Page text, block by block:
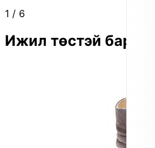
1 / 6
Ижил төстэй бараа